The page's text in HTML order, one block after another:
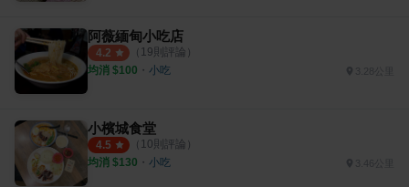
阿薇緬甸小吃店
4.2 （ 19則評論）
均消 $100 ・ 小吃
小檳城食堂
4.5 （ 10則評論）
均消 $130 ・ 小吃 3.46公里